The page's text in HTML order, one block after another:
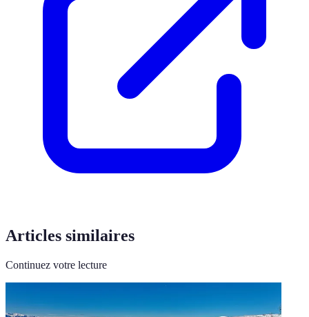
Articles similaires
Continuez votre lecture